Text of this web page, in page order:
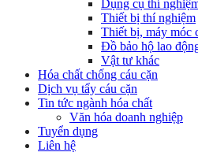
Dụng cụ thí
Thiết bị thí nghiệm
Thiết bị, máy móc
Đồ bảo hộ lao
Vật tư khác
Hóa chất chống cáu cặn
Dịch vụ tẩy cáu cặn
Tin tức ngành hóa chất
Văn hóa doanh nghiệp
Tuyển dụng
Liên hệ